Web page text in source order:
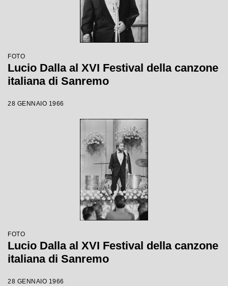
FOTO
Lucio Dalla al XVI Festival della canzone
italiana di Sanremo
28 GENNAIO 1966
FOTO
Lucio Dalla al XVI Festival della canzone
italiana di Sanremo
28 GENNAIO 1966